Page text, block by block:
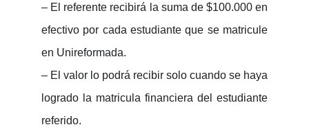
– El referente recibirá la suma de $100.000 en
efectivo por cada estudiante que se matricule
en Unireformada.
– El valor lo podrá recibir solo cuando se haya
logrado la matricula financiera del estudiante
referido.